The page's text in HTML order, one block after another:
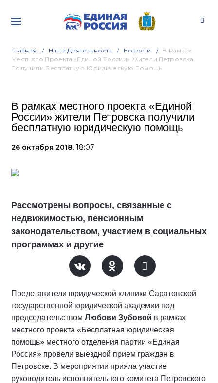
Главная Наша Деятельность Новости
В Рамках
Местного Проекта «Единой России» Жители Петровска
Получили Бесплатную Юридическую Помощь
В рамках местного проекта «Единой
России» жители Петровска получили
бесплатную юридическую помощь
26 октября 2018, 18:07
Рассмотрены вопросы, связанные с
недвижимостью, пенсионным
законодательством, участием в социальных
программах и другие
Представители юридической клиники Саратовской
государственной юридической академии под
председательством Любови Зубовой в рамках
местного проекта «Бесплатная юридическая
помощь» местного отделения партии «Единая
Россия» провели выездной прием граждан в
Петровске. В мероприятии прияла участие
руководитель исполнительного комитета Петровского